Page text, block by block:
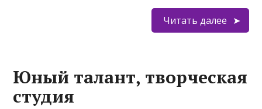
Читать далее
Юный талант, творческая
студия